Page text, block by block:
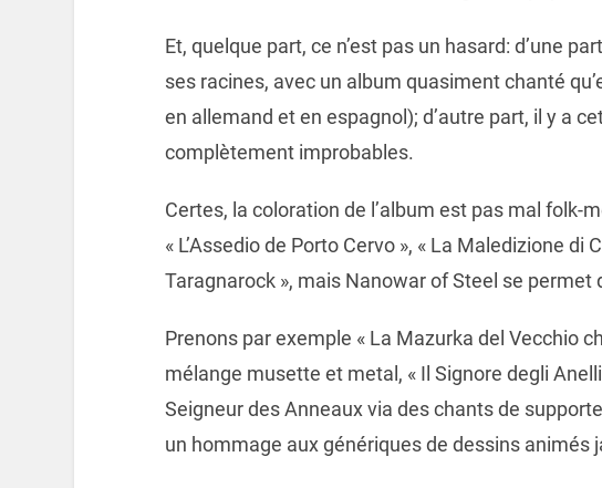
Et, quelque part, ce n’est pas un hasard: d’une
ses racines, avec un album quasiment chanté
en allemand et en espagnol); d’autre part, il y a
complètement improbables.
Certes, la coloration de l’album est pas mal folk-
« L’Assedio de Porto Cervo », « La Maledizione di
Taragnarock », mais Nanowar of Steel se
Prenons par exemple « La Mazurka del Vecchio
mélange musette et metal, « Il Signore degli
Seigneur des Anneaux via des chants de
un hommage aux génériques de dessins animés